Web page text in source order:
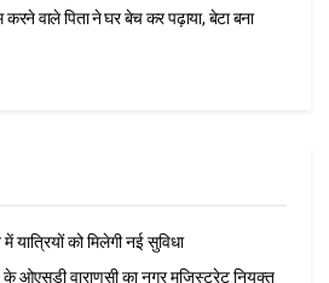
करने वाले पिता ने घर बेच कर पढ़ाया, बेटा बना
यात्रियों को मिलेगी नई सुविधा
के ओएसडी वाराणसी का नगर मजिस्ट्रेट नियुक्त